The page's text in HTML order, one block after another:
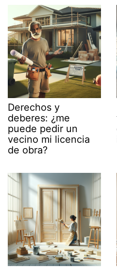
Derechos y
deberes: ¿me
puede pedir un
vecino mi licencia
de obra?